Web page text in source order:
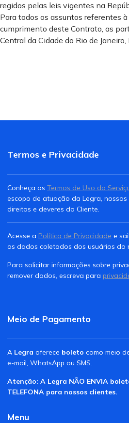
regidos pelas leis vigentes na
Para todos os assuntos referentes
cumprimento deste Contrato, as
Central da Cidade do Rio de Janeiro,
Termos e Privacidade
Conheça os Termos de Uso do
escopo de atuação da Legra, nossos
direitos e deveres do Cliente.
Acesse a Política de Privacidade e
os dados coletados dos usuários do
Para solicitar informações sobre
remover dados, escreva para
Meio de Pagamento
A Legra oferece boleto como meio
e-mail, WhatsApp ou SMS.
Atenção: A Legra NÃO ENVIA
TELEFONA para nossos clientes.
Menu